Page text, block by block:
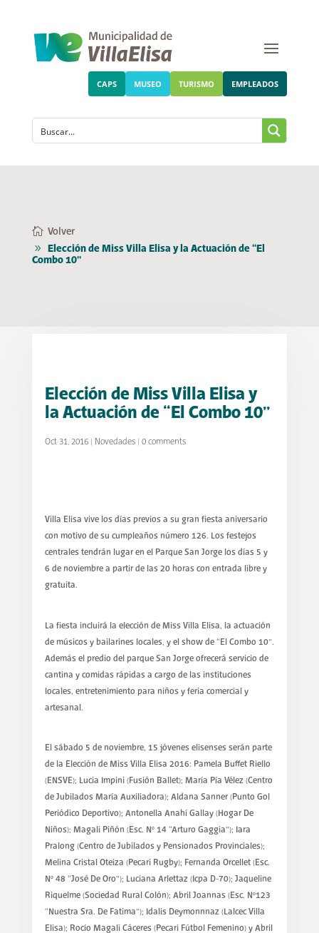
CAPS MUSEO TURISMO EMPLEADOS
Volver
Elección de Miss Villa Elisa y la Actuación de “El
Combo 10”
Elección de Miss Villa Elisa y
la Actuación de “El Combo 10”
Oct 31, 2016| Novedades| 0 comments
Villa Elisa vive los días previos a su gran fiesta aniversario
con motivo de su cumpleaños número 126. Los festejos
centrales tendrán lugar en el Parque San Jorge los días 5 y
6 de noviembre a partir de las 20 horas con entrada libre y
gratuita.
La fiesta incluirá la elección de Miss Villa Elisa, la actuación
de músicos y bailarines locales, y el show de “El Combo 10”.
Además el predio del parque San Jorge ofrecerá servicio de
cantina y comidas rápidas a cargo de las instituciones
locales, entretenimiento para niños y feria comercial y
artesanal.
El sábado 5 de noviembre, 15 jóvenes elisenses serán parte
de la Elección de Miss Villa Elisa 2016: Pamela Buffet Riello
(ENSVE); Lucia Impini (Fusión Ballet); María Pía Vélez (Centro
de Jubilados María Auxiliadora); Aldana Sanner (Punto Gol
Periódico Deportivo); Antonella Anahí Gallay (Hogar De
Niños); Magali Piñón (Esc. Nº 14 “Arturo Gaggia”); Iara
Pralong (Centro de Jubilados y Pensionados Provinciales);
Melina Cristal Oteiza (Pecari Rugby); Fernanda Orcellet (Esc.
Nº 48 “José De Oro”); Luciana Arlettaz (Icpa D-70); Jaqueline
Riquelme (Sociedad Rural Colón); Abril Joannas (Esc. Nº123
“Nuestra Sra. De Fatima”); Idalis Deymonnnaz (Lalcec Villa
Elisa); Rocío Magali Cáceres (Pecari Fútbol Femenino) y Abril